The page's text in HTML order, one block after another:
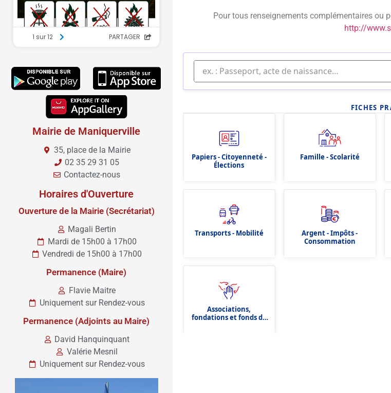
Mairie de Maniquerville
35, place de la Mairie
02 35 29 31 05
Contactez-nous
Horaires d'Ouverture
Ouverture de la Mairie (Secrétariat)
Magali Bertin
Mardi de 15h00 à 17h00
Vendredi de 15h00 à 17h00
Permanence (Maire)
Flavie Maitre
Uniquement sur Rendez-vous
Permanence (Adjoints au Maire)
David Hanquinquant
Valérie Mesnil
Uniquement sur Rendez-vous
Pour tous renseignements complémentaires ou
http://
FICHES
Papiers - Citoyenneté -
Élections
Famille - Scolarité
Transports - Mobilité
Argent - Impôts -
Consommation
Associations,
fondations et fonds de